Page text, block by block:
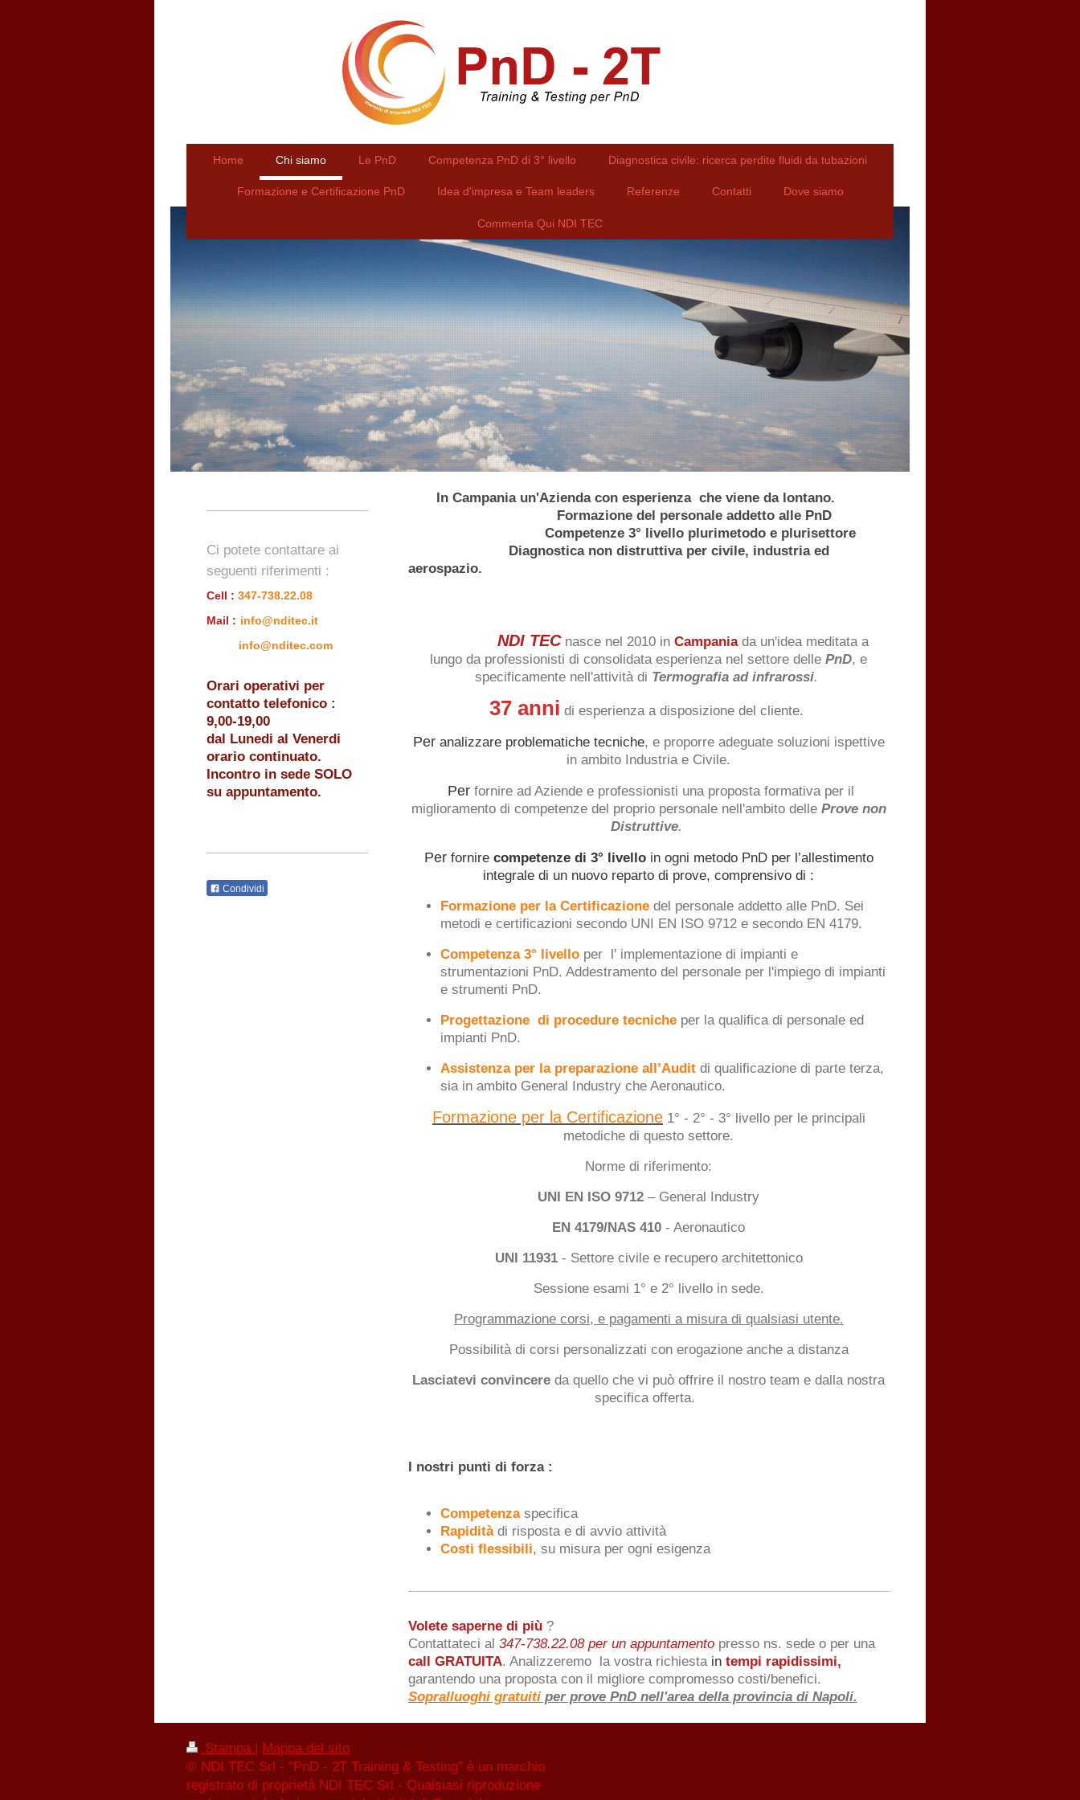
Home Chi siamo Le PnD Competenza PnD di 3° livello Diagnostica civile: ricerca perdite fluidi da tubazioni
Formazione e Certificazione PnD Idea d'impresa e Team leaders Referenze Contatti Dove siamo
Commenta Qui NDI TEC
In Campania un'Azienda con esperienza che viene da lontano.
Formazione del personale addetto alle PnD
Competenze 3° livello plurimetodo e plurisettore
Diagnostica non distruttiva per civile, industria ed
aerospazio.
NDI TEC nasce nel 2010 inCampania da un'idea meditata a
lungoda professionisti di consolidata esperienza nel settore dellePnD, e
specificamente nell'attività di Termografia ad infrarossi.
37 anni di esperienza a disposizione del cliente.
Per analizzare problematiche tecniche, e proporre adeguate soluzioni ispettive
in ambito Industria e Civile.
Per fornire ad Aziende e professionisti una proposta formativa per il
miglioramento di competenze del proprio personale nell'ambito delle Prove non
Distruttive.
Per fornire competenze di 3° livelloin ogni metodo PnD per l’allestimento
integrale di un nuovo reparto di prove, comprensivo di :
Formazione per la Certificazionedel personale addetto alle PnD. Sei
metodi e certificazioni secondo UNI EN ISO 9712 e secondo EN 4179.
Competenza 3° livelloper l' implementazione di impianti e
strumentazioni PnD. Addestramento del personale per l'impiego di impianti
e strumenti PnD.
Progettazione di procedure tecnicheper la qualifica di personale ed
impianti PnD.
Assistenza per la preparazione all’Auditdi qualificazione di parte terza,
sia in ambito General Industry che Aeronautico.
Formazione per la Certificazione 1° - 2° - 3° livello per le principali
metodiche di questo settore.
Norme di riferimento:
UNI EN ISO 9712 – General Industry
EN 4179/NAS 410 - Aeronautico
UNI 11931- Settore civile e recupero architettonico
Sessione esami 1° e 2° livello in sede.
Programmazione corsi, e pagamenti a misura di qualsiasi utente.
Possibilità di corsi personalizzati con erogazione anche a distanza
Lasciatevi convincere da quello che vi può offrire il nostro team e dalla nostra
specifica offerta.
I nostri punti di forza :
Competenzaspecifica
Rapiditàdi risposta e di avvio attività
Costi flessibili, su misura per ogni esigenza
Volete saperne di più?
Contattateci al 347-738.22.08 per un appuntamentopresso ns. sede o per una
call GRATUITA. Analizzeremo la vostra richiesta in tempi rapidissimi,
garantendo una proposta con il migliore compromesso costi/benefici.
Sopralluoghi gratuitiper prove PnD nell'area della provincia di Napoli.
Ci potete contattare ai
seguenti riferimenti :
Cell : 347-738.22.08
Mail : info@nditec.it
info@nditec.com
Orari operativi per
contatto telefonico :
9,00-19,00
dal Lunedi al Venerdi
orario continuato.
Incontro in sede SOLO
su appuntamento.
Condividi
Stampa
Mappa del sito
© NDI TEC Srl - "PnD - 2T Training & Testing" è un marchio
registrato di proprietà NDI TEC Srl - Qualsiasi riproduzione